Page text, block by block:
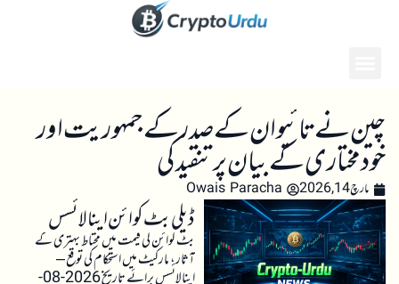
چین نے تائیوان کے صدر کے جمہوریت اور
خودمختاری کے بیان پر تنقید کی
مارچ 14, 2026 Owais Paracha
ڈیلی بٹ کوائن اینالائسس
بٹ کوائن کی قیمت میں محتاط بہتری کے
آثار، مارکیٹ میں استحکام کی توقع –